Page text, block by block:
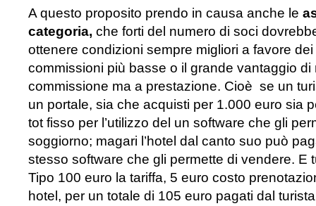
A questo proposito prendo in causa anche le
categoria, che forti del numero di soci
ottenere condizioni sempre migliori a favore
commissioni più basse o il grande vantaggio di
commissione ma a prestazione. Cioè se un
un portale, sia che acquisti per 1.000 euro sia
tot fisso per l’utilizzo del un software che gli
soggiorno; magari l’hotel dal canto suo può
stesso software che gli permette di vendere. E
Tipo 100 euro la tariffa, 5 euro costo
hotel, per un totale di 105 euro pagati dal